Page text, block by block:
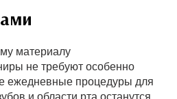
материалу
не требуют особенно
ежедневные процедуры для
и области рта останутся